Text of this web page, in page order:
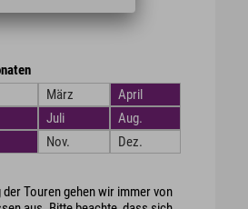
März
April
Juli
Aug.
Nov. Dez.
Touren gehen wir immer von